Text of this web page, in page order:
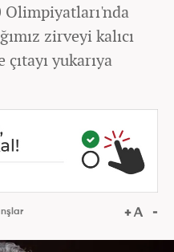
zirveyi kalıcı
yukarıya